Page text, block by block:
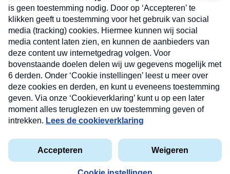
Privacyverklaring
Cookieverklaring
Kwetsbaarheid melden
Copyright © 2026 MAX Vandaag - Omroep MAX
Nieuwsbrief
Neem hier een gratis abonnement op onze
nieuwsbrief. Elke vrijdag- en dinsdagochtend in uw